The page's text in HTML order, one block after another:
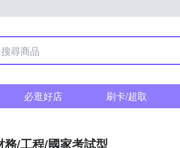
必逛好店 刷卡/超取
務/工程/國家考試型